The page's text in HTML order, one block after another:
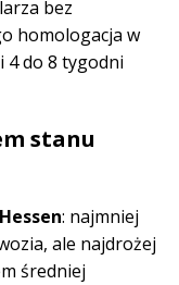
bez
homologacja w
4 do 8 tygodni
stanu
: najmniej
ale najdrożej
średniej